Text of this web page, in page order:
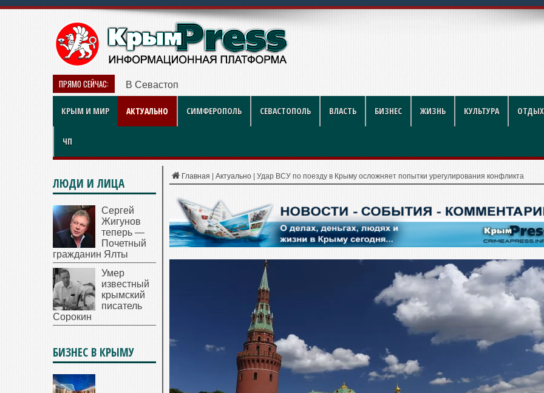
ПРЯМО СЕЙЧАС: В Севастополе наградили работников строительной отрасли
КРЫМ И МИР АКТУАЛЬНО СИМФЕРОПОЛЬ СЕВАСТОПОЛЬ ВЛАСТЬ БИЗНЕС ЖИЗНЬ КУЛЬТУРА
ЧП
Главная Актуально Удар ВСУ по поезду в Крыму осложняет попытки урегулирования конфликта
ЛЮДИ И ЛИЦА
Сергей
Жигунов
теперь —
Почетный
гражданин Ялты
Умер
известный
крымский
писатель
Сорокин
БИЗНЕС В КРЫМУ